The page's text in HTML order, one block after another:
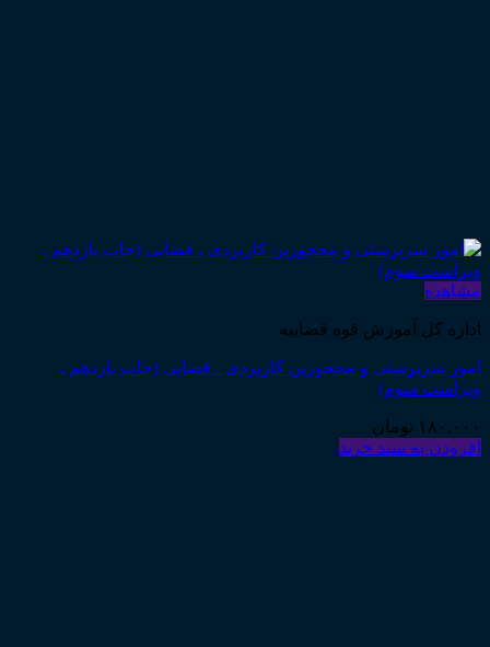
مشاهده
اداره کل آموزش قوه قضاییه
امور سرپرستی و محجورین کاربردی ـ قضایی (چاپ یازدهم ـ
ویراست سوم)
۱۸۰,۰۰۰ تومان
افزودن به سبد خرید